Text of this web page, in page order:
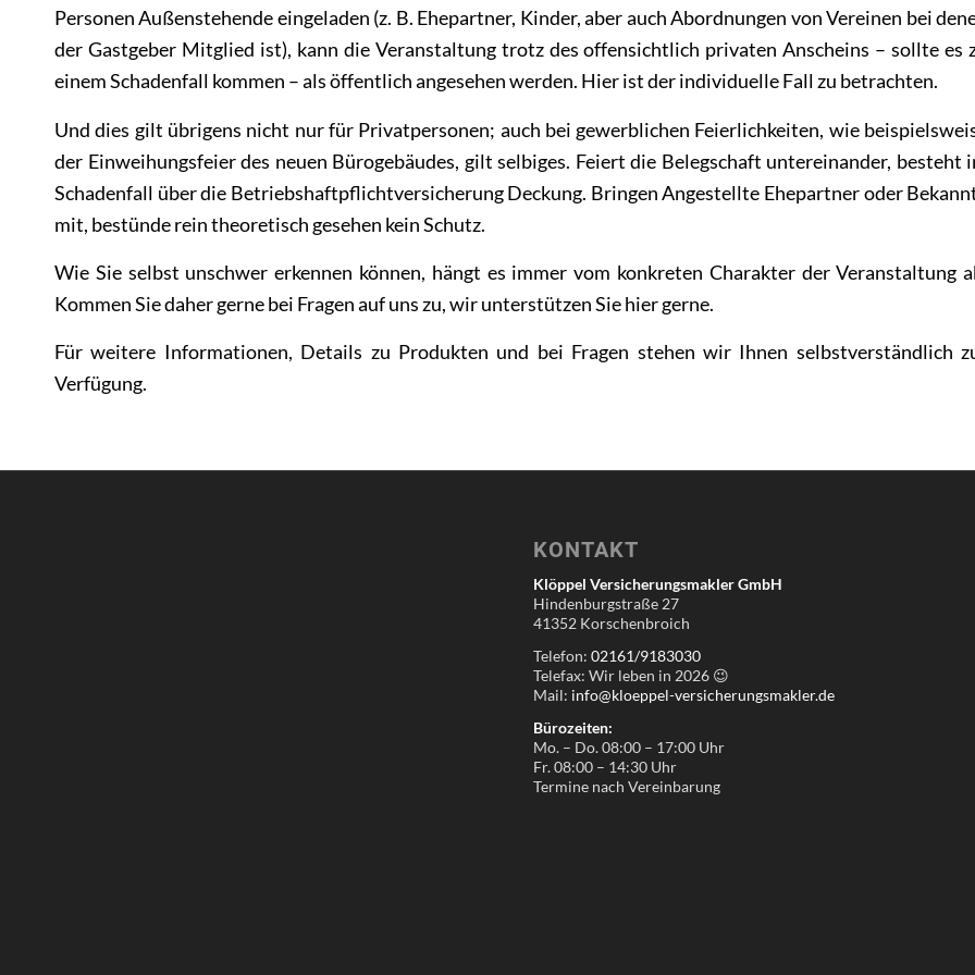
Personen Außenstehende eingeladen (z. B. Ehepartner, Kinder, aber auch Abordnungen von Vereinen bei
der Gastgeber Mitglied ist), kann die Veranstaltung trotz des offensichtlich privaten Anscheins – sollte es
einem Schadenfall kommen – als öffentlich angesehen werden. Hier ist der individuelle Fall zu betrachten.
Und dies gilt übrigens nicht nur für Privatpersonen; auch bei gewerblichen Feierlichkeiten, wie
der Einweihungsfeier des neuen Bürogebäudes, gilt selbiges. Feiert die Belegschaft untereinander, besteht
Schadenfall über die Betriebshaftpflichtversicherung Deckung. Bringen Angestellte Ehepartner oder
mit, bestünde rein theoretisch gesehen kein Schutz.
Wie Sie selbst unschwer erkennen können, hängt es immer vom konkreten Charakter der Veranstaltung
Kommen Sie daher gerne bei Fragen auf uns zu, wir unterstützen Sie hier gerne.
Für weitere Informationen, Details zu Produkten und bei Fragen stehen wir Ihnen selbstverständlich
Verfügung.
KONTAKT
Klöppel Versicherungsmakler GmbH
Hindenburgstraße 27
41352 Korschenbroich
Telefon: 02161/9183030
Telefax: Wir leben in 2026 😉
Mail: info@kloeppel-versicherungsmakler.de
Bürozeiten:
Mo. – Do. 08:00 – 17:00 Uhr
Fr. 08:00 – 14:30 Uhr
Termine nach Vereinbarung